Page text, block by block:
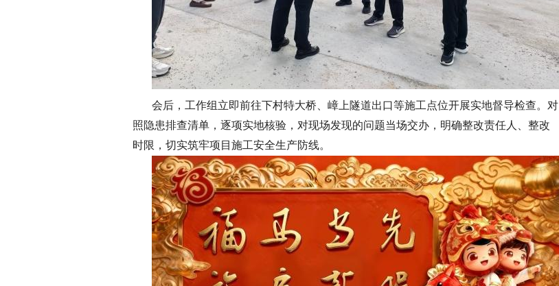
会后，工作组立即前往下村特大桥、嶂上隧道出口等施工点位开展实地督导检查。对
照隐患排查清单，逐项实地核验，对现场发现的问题当场交办，明确整改责任人、整改
时限，切实筑牢项目施工安全生产防线。